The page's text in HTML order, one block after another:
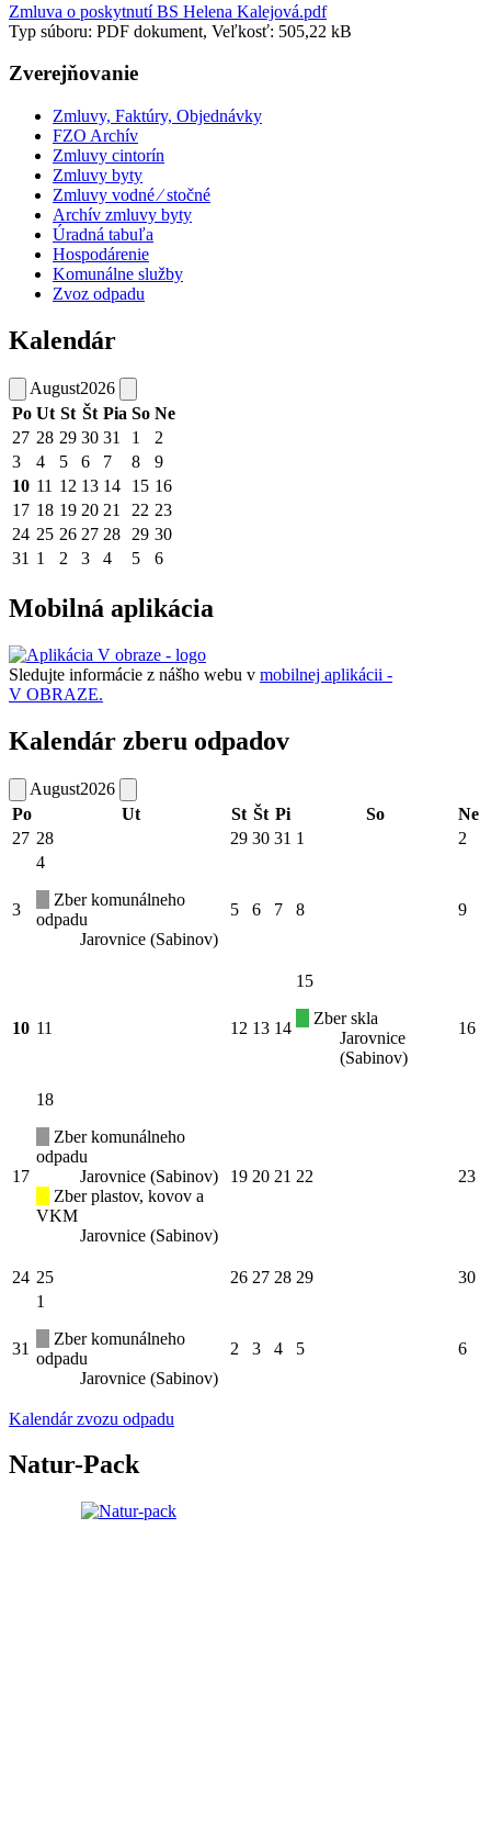
Zmluva o poskytnutí BS Helena Kalejová.pdf
Typ súboru: PDF dokument, Veľkosť: 505,22 kB
Zverejňovanie
Zmluvy, Faktúry, Objednávky
FZO Archív
Zmluvy cintorín
Zmluvy byty
Zmluvy vodné ⁄ stočné
Archív zmluvy byty
Úradná tabuľa
Hospodárenie
Komunálne služby
Zvoz odpadu
Kalendár
August2026
Po Ut St Št Pia So Ne
27 28 29 30 31 1
2
3
4 5 6 7 8
9
10 11 12 13 14 15 16
17 18 19 20 21 22 23
24 25 26 27 28 29 30
31 1 2 3 4 5 6
Mobilná aplikácia
Sledujte informácie z nášho webu v mobilnej aplikácii -
V OBRAZE.
Kalendár zberu odpadov
August2026
Po
Ut St Št Pi So
Ne
27 28 29 30 31 1 2
3
4
Zber komunálneho
odpadu
Jarovnice (Sabinov)
5 6 7 8 9
10 11 12 13 14
15
Zber skla
Jarovnice
(Sabinov)
16
17
18
Zber komunálneho
odpadu
Jarovnice (Sabinov)
Zber plastov, kovov a
VKM
Jarovnice (Sabinov)
19 20 21 22 23
24 25 26 27 28 29 30
31
1
Zber komunálneho
odpadu
Jarovnice (Sabinov)
2 3 4 5 6
Kalendár zvozu odpadu
Natur-Pack